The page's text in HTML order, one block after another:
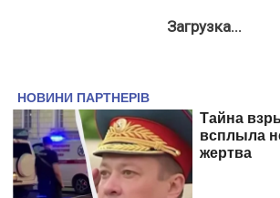
Загрузка...